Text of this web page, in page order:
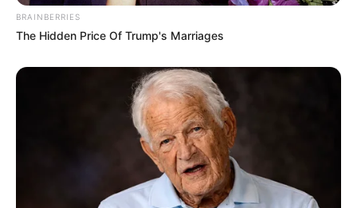
BRAINBERRIES
The Hidden Price Of Trump's Marriages